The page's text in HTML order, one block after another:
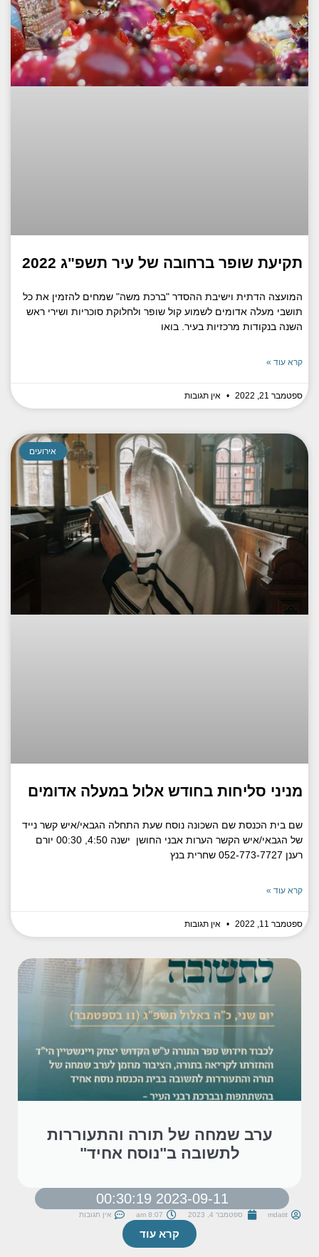
תקיעת שופר ברחובה של עיר תשפ"ג 2022
המועצה הדתית וישיבת ההסדר "ברכת משה" שמחים להזמין את כל
תושבי מעלה אדומים לשמוע קול שופר ולחלוקת סוכריות ושירי ראש
השנה בנקודות מרכזיות בעיר. בואו
קרא עוד »
ספטמבר 21, 2022 אין תגובות
אירועים
מניני סליחות בחודש אלול במעלה אדומים
שם בית הכנסת שם השכונה נוסח שעת התחלה הגבאי/איש קשר נייד
של הגבאי/איש הקשר הערות אבני החושן ישנה 4:50, 00:30 יורם
רענן 052-773-7727 שחרית בנץ
קרא עוד »
ספטמבר 11, 2022 אין תגובות
ערב שמחה של תורה והתעוררות
לתשובה ב"נוסח אחיד"
2023-09-11 00:30:19
mdatit ספטמבר 4, 2023 8:07 am אין תגובות
קרא עוד